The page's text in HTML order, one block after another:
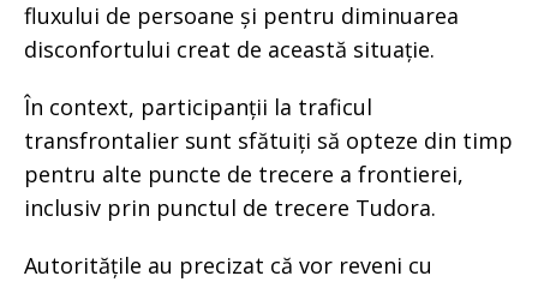
fluxului de persoane și pentru diminuarea
disconfortului creat de această situație.
În context, participanții la traficul
transfrontalier sunt sfătuiți să opteze din timp
pentru alte puncte de trecere a frontierei,
inclusiv prin punctul de trecere Tudora.
Autoritățile au precizat că vor reveni cu